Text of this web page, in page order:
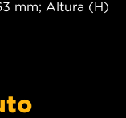
mm; Altura (H)